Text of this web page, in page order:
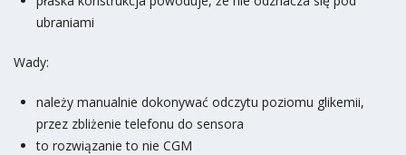
ubraniami
Wady:
należy manualnie dokonywać odczytu poziomu glikemii,
przez zbliżenie telefonu do sensora
to rozwiązanie to nie CGM